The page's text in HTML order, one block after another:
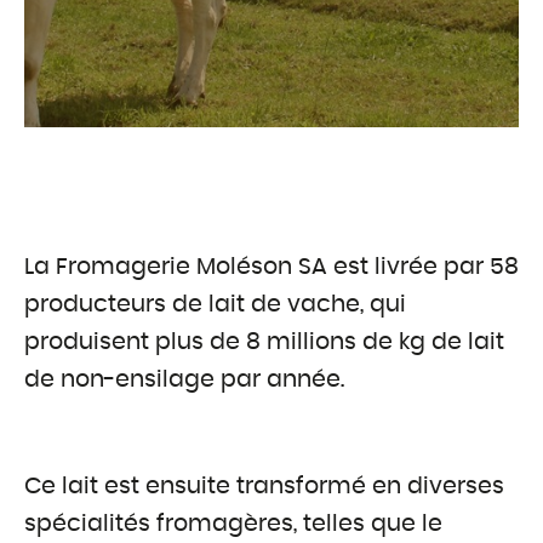
La Fromagerie Moléson SA est livrée par 58
producteurs de lait de vache, qui
produisent plus de 8 millions de kg de lait
de non-ensilage par année.
Ce lait est ensuite transformé en diverses
spécialités fromagères, telles que le